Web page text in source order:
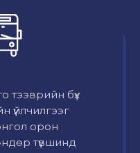
тээврийн бүх
үйлчилгээг
орон
түвшинд